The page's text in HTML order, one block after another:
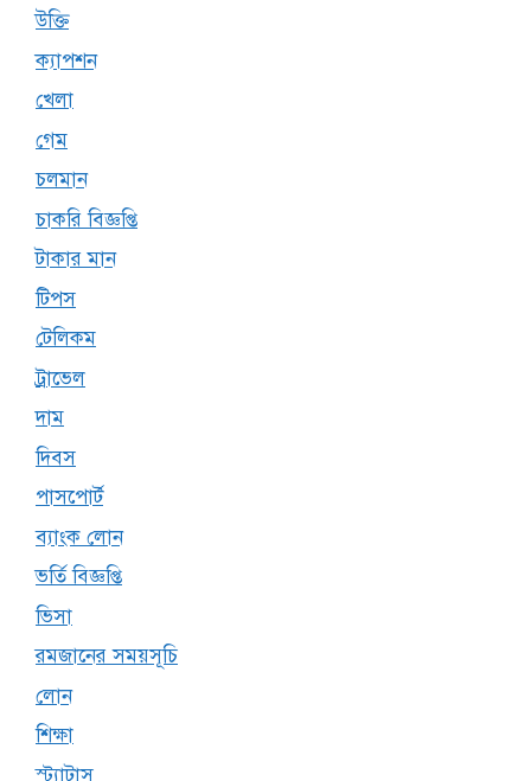
উক্তি
ক্যাপশন
খেলা
গেম
চলমান
চাকরি বিজ্ঞপ্তি
টাকার মান
টিপস
টেলিকম
ট্রাভেল
দাম
দিবস
পাসপোর্ট
ব্যাংক লোন
ভর্তি বিজ্ঞপ্তি
ভিসা
রমজানের সময়সূচি
লোন
শিক্ষা
স্ট্যাটাস